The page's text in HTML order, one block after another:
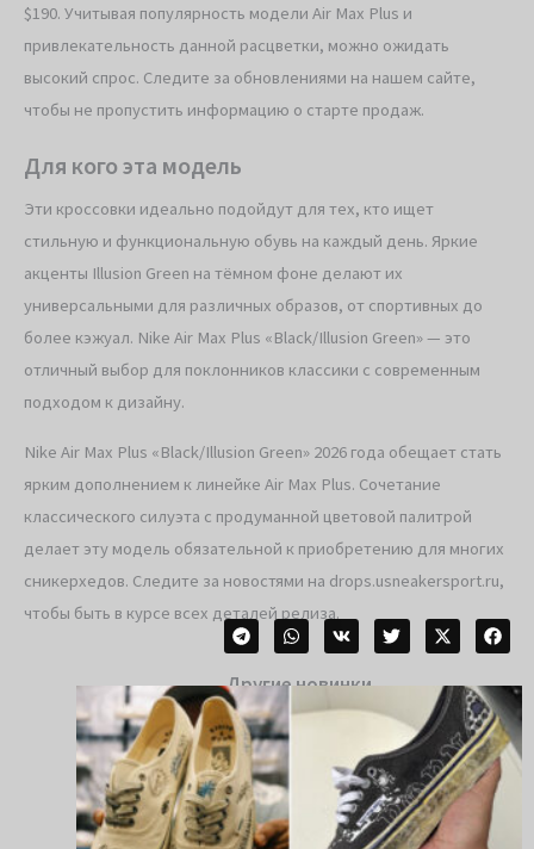
$190. Учитывая популярность модели Air Max Plus и
привлекательность данной расцветки, можно ожидать
высокий спрос. Следите за обновлениями на нашем сайте,
чтобы не пропустить информацию о старте продаж.
Для кого эта модель
Эти кроссовки идеально подойдут для тех, кто ищет
стильную и функциональную обувь на каждый день. Яркие
акценты Illusion Green на тёмном фоне делают их
универсальными для различных образов, от спортивных до
более кэжуал. Nike Air Max Plus «Black/Illusion Green» — это
отличный выбор для поклонников классики с современным
подходом к дизайну.
Nike Air Max Plus «Black/Illusion Green» 2026 года обещает стать
ярким дополнением к линейке Air Max Plus. Сочетание
классического силуэта с продуманной цветовой палитрой
делает эту модель обязательной к приобретению для многих
сникерхедов. Следите за новостями на drops.usneakersport.ru,
чтобы быть в курсе всех деталей релиза.
Другие новинки